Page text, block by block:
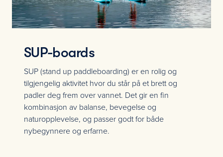
SUP-boards
SUP (stand up paddleboarding) er en rolig og
tilgjengelig aktivitet hvor du står på et brett og
padler deg frem over vannet. Det gir en fin
kombinasjon av balanse, bevegelse og
naturopplevelse, og passer godt for både
nybegynnere og erfarne.